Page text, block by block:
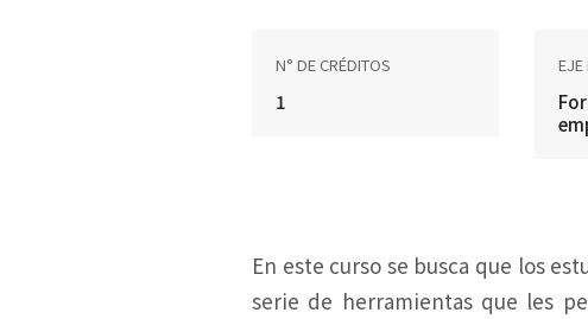
N° DE CRÉDITOS
1
EJE
En este curso se busca que los
serie de herramientas que les